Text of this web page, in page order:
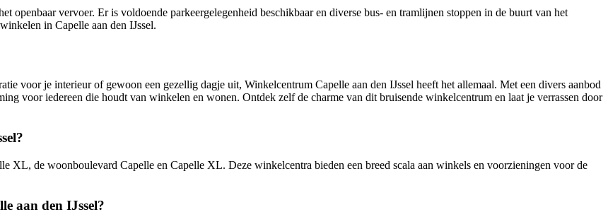
vervoer. Er is voldoende parkeergelegenheid beschikbaar en diverse bus- en tramlijnen stoppen in de buurt van het
in Capelle aan den IJssel.
voor je interieur of gewoon een gezellig dagje uit, Winkelcentrum Capelle aan den IJssel heeft het allemaal. Met een divers aanbod
voor iedereen die houdt van winkelen en wonen. Ontdek zelf de charme van dit bruisende winkelcentrum en laat je verrassen door
XL, de woonboulevard Capelle en Capelle XL. Deze winkelcentra bieden een breed scala aan winkels en voorzieningen voor de
aan den IJssel?